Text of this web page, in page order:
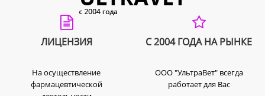
ЛИЦЕНЗИЯ
На осуществление
фармацевтической
С 2004 ГОДА НА РЫНКЕ
ООО "УльтраВет" всегда
работает для Вас